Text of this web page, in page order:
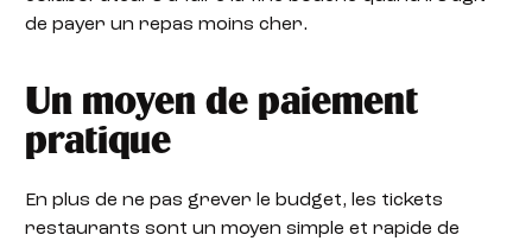
de payer un repas moins cher.
Un moyen de paiement
pratique
En plus de ne pas grever le budget, les tickets
restaurants sont un moyen simple et rapide de